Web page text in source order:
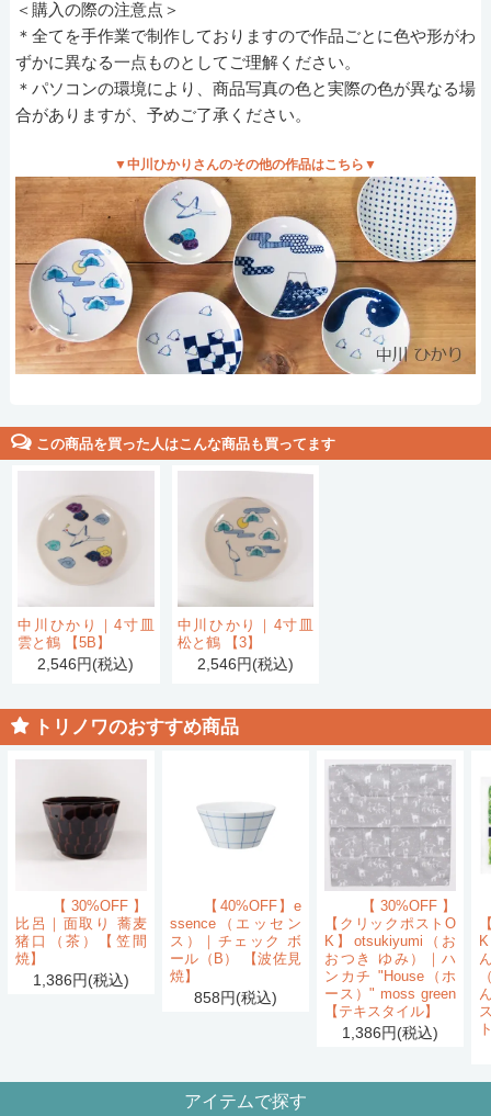
＜購入の際の注意点＞
＊全てを手作業で制作しておりますので作品ごとに色や形がわ
ずかに異なる一点ものとしてご理解ください。
＊パソコンの環境により、商品写真の色と実際の色が異なる場
合がありますが、予めご了承ください。
▼中川ひかりさんのその他の作品はこちら▼
この商品を買った人はこんな商品も買ってます
中川ひかり｜4寸皿
雲と鶴 【5B】
2,546円(税込)
中川ひかり｜4寸皿
松と鶴 【3】
2,546円(税込)
トリノワのおすすめ商品
【30%OFF】
比呂｜面取り 蕎麦
猪口（茶）【笠間
焼】
1,386円(税込)
【40%OFF】e
ssence（エッセン
ス）｜チェック ボ
ール（B） 【波佐見
焼】
858円(税込)
【30%OFF】
【クリックポストO
K】otsukiyumi（お
おつき ゆみ）｜ハ
ンカチ "House（ホ
ース）" moss green
【テキスタイル】
1,386円(税込)
アイテムで探す